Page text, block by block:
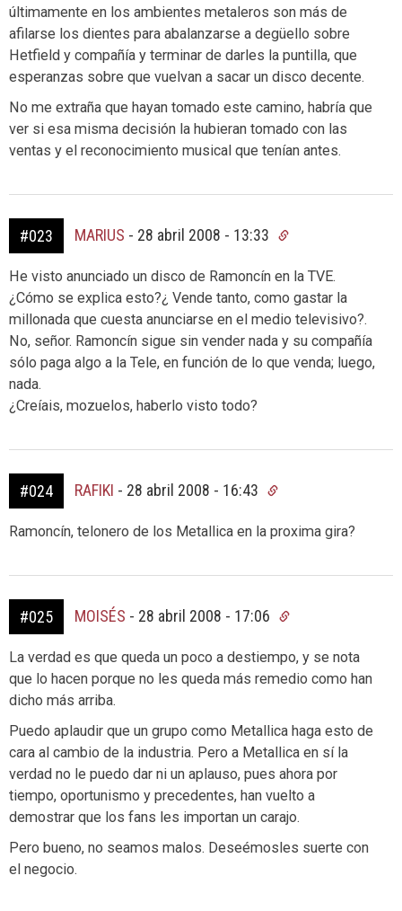
últimamente en los ambientes metaleros son más de
afilarse los dientes para abalanzarse a degüello sobre
Hetfield y compañía y terminar de darles la puntilla, que
esperanzas sobre que vuelvan a sacar un disco decente.
No me extraña que hayan tomado este camino, habría que
ver si esa misma decisión la hubieran tomado con las
ventas y el reconocimiento musical que tenían antes.
#023 MARIUS - 28 abril 2008 - 13:33
He visto anunciado un disco de Ramoncín en la TVE.
¿Cómo se explica esto?¿ Vende tanto, como gastar la
millonada que cuesta anunciarse en el medio televisivo?.
No, señor. Ramoncín sigue sin vender nada y su compañía
sólo paga algo a la Tele, en función de lo que venda; luego,
nada.
¿Creíais, mozuelos, haberlo visto todo?
#024 RAFIKI - 28 abril 2008 - 16:43
Ramoncín, telonero de los Metallica en la proxima gira?
#025 MOISÉS - 28 abril 2008 - 17:06
La verdad es que queda un poco a destiempo, y se nota
que lo hacen porque no les queda más remedio como han
dicho más arriba.
Puedo aplaudir que un grupo como Metallica haga esto de
cara al cambio de la industria. Pero a Metallica en sí la
verdad no le puedo dar ni un aplauso, pues ahora por
tiempo, oportunismo y precedentes, han vuelto a
demostrar que los fans les importan un carajo.
Pero bueno, no seamos malos. Deseémosles suerte con
el negocio.